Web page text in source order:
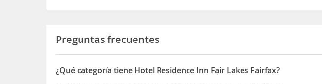
Preguntas frecuentes
¿Qué categoría tiene Hotel Residence Inn Fair Lakes Fairfax?